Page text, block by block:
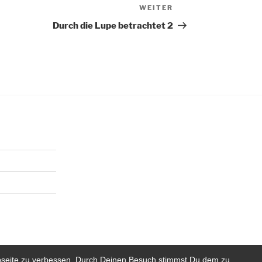
zu verbessen. Durch Deinen Besuch stimmst Du dem zu.
Beitrag
WEITER
Durch die Lupe betrachtet 2